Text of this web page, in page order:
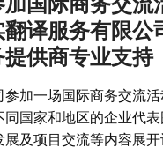
翻译服务有限公
供商专业支持
参加一场国际商务交流
同国家和地区的企业代
展及项目交流等内容展